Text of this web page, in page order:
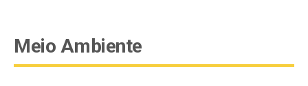
Meio Ambiente